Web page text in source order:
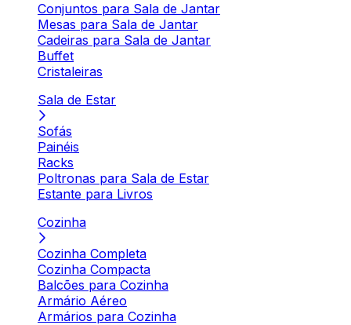
Conjuntos para Sala de Jantar
Mesas para Sala de Jantar
Cadeiras para Sala de Jantar
Buffet
Cristaleiras
Sala de Estar
Sofás
Painéis
Racks
Poltronas para Sala de Estar
Estante para Livros
Cozinha
Cozinha Completa
Cozinha Compacta
Balcões para Cozinha
Armário Aéreo
Armários para Cozinha